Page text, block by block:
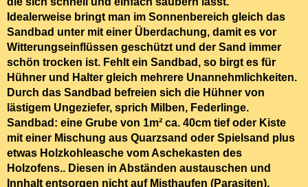
Idealerweise bringt man im Sonnenbereich gleich das
Sandbad unter mit einer Überdachung, damit es vor
Witterungseinflüssen geschützt und der Sand immer
schön trocken ist. Fehlt ein Sandbad, so birgt es für
Hühner und Halter gleich mehrere Unannehmlichkeiten.
Durch das Sandbad befreien sich die Hühner von
lästigem Ungeziefer, sprich Milben, Federlinge.
Sandbad: eine Grube von 1m² ca. 40cm tief oder Kiste
mit einer Mischung aus Quarzsand oder Spielsand plus
etwas Holzkohleasche vom Aschekasten des
Holzofens.. Diesen in Abständen austauschen und
Innhalt entsorgen nicht auf Misthaufen (Parasiten).